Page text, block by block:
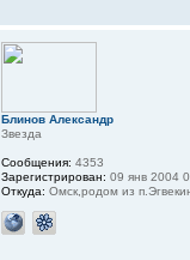
Блинов Александр
Звезда
Сообщения: 4353
Зарегистрирован: 09 янв 2004
Откуда: Омск,родом из